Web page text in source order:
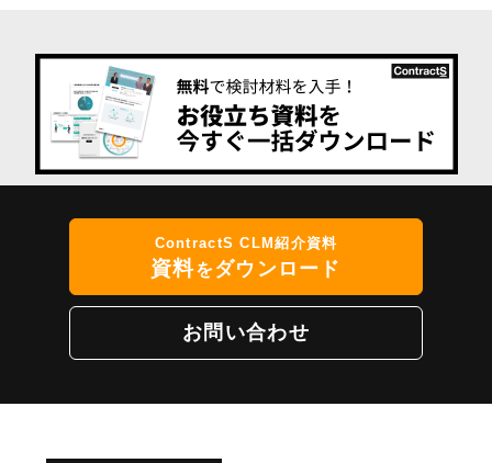
ContractS CLM紹介資料
資料をダウンロード
お問い合わせ